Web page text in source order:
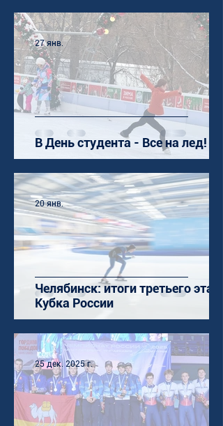
В День студента - Все на лед!
27 янв.
Челябинск: итоги третьего этапа
Кубка России
20 янв.
25 дек. 2025 г.